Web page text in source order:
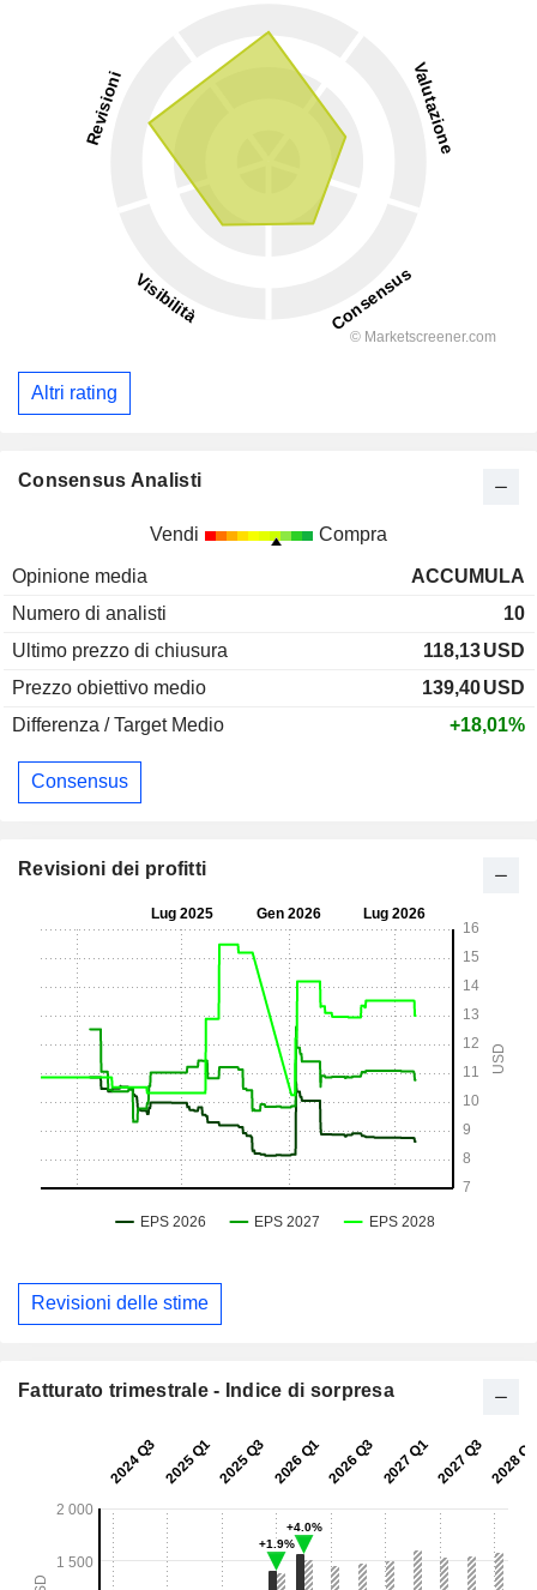
Altri rating
Consensus Analisti
Vendi Compra
Opinione media
ACCUMULA
Numero di analisti
10
Ultimo prezzo di chiusura
118,13USD
Prezzo obiettivo medio
139,40USD
Differenza / Target Medio
+18,01%
Consensus
Revisioni dei profitti
Revisioni delle stime
Fatturato trimestrale - Indice di sorpresa